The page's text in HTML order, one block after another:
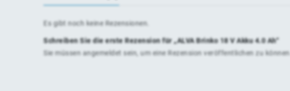
Es gibt noch keine Rezensionen.
Schreiben Sie die erste Rezension für „ALVA Brinko 18 V Akku 4.0 Ah“
Sie müssen angemeldet sein, um eine Rezension veröffentlichen zu können.